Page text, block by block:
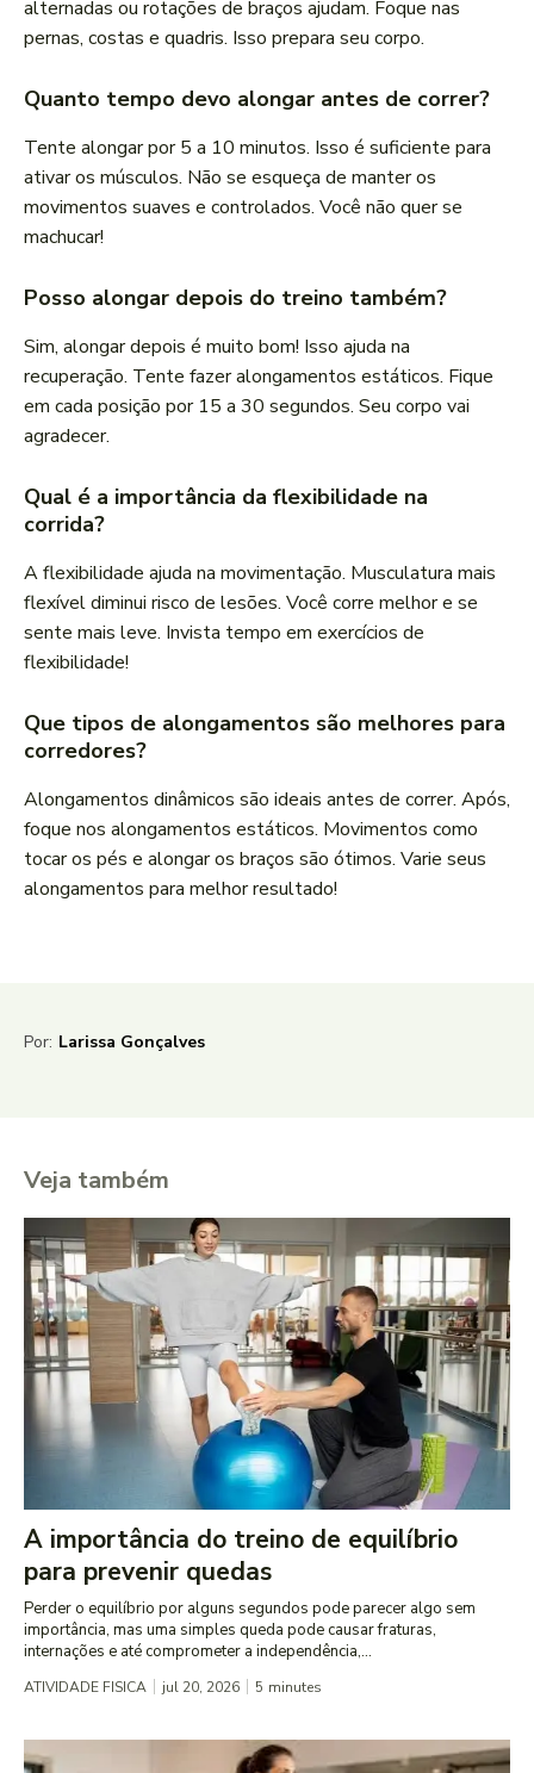
alternadas ou rotações de braços ajudam. Foque nas
pernas, costas e quadris. Isso prepara seu corpo.
Quanto tempo devo alongar antes de correr?
Tente alongar por 5 a 10 minutos. Isso é suficiente para
ativar os músculos. Não se esqueça de manter os
movimentos suaves e controlados. Você não quer se
machucar!
Posso alongar depois do treino também?
Sim, alongar depois é muito bom! Isso ajuda na
recuperação. Tente fazer alongamentos estáticos. Fique
em cada posição por 15 a 30 segundos. Seu corpo vai
agradecer.
Qual é a importância da flexibilidade na
corrida?
A flexibilidade ajuda na movimentação. Musculatura mais
flexível diminui risco de lesões. Você corre melhor e se
sente mais leve. Invista tempo em exercícios de
flexibilidade!
Que tipos de alongamentos são melhores para
corredores?
Alongamentos dinâmicos são ideais antes de correr. Após,
foque nos alongamentos estáticos. Movimentos como
tocar os pés e alongar os braços são ótimos. Varie seus
alongamentos para melhor resultado!
Por: Larissa Gonçalves
Veja também
A importância do treino de equilíbrio
para prevenir quedas
Perder o equilíbrio por alguns segundos pode parecer algo sem
importância, mas uma simples queda pode causar fraturas,
internações e até comprometer a independência,...
ATIVIDADE FISICA jul 20, 2026 5 minutes